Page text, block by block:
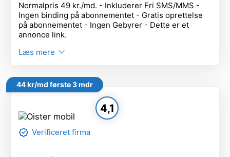
Normalpris 49 kr./md. - Inkluderer Fri SMS/MMS -
Ingen binding på abonnementet - Gratis oprettelse
på abonnementet - Ingen Gebyrer - Dette er et
annonce link.
Læs mere
44 kr/md første 3 mdr
4,1
Verificeret firma